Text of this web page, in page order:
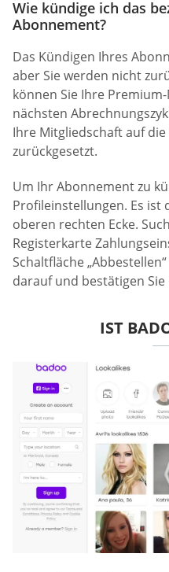
Wie kündige ich das
Abonnement?
Das Kündigen Ihres
aber Sie werden nicht
können Sie Ihre
nächsten
Ihre Mitgliedschaft auf
zurückgesetzt.
Um Ihr Abonnement zu
Profileinstellungen. Es ist
oberen rechten Ecke.
Registerkarte
Schaltfläche
darauf und bestätigen
IST